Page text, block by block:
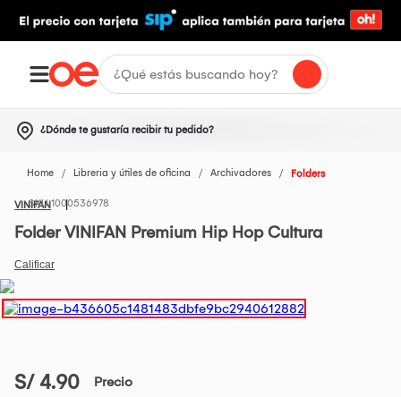
¿Dónde te gustaría recibir tu pedido?
Home Libreria y útiles de oficina Archivadores Folders
VINIFAN1000536978
Folder VINIFAN Premium Hip Hop Cultura
S/ 4.90 Precio